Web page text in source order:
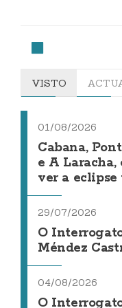
VISTO
01/08/2026
Cabana,
e A Laracha,
ver a
29/07/2026
O
Méndez
04/08/2026
O